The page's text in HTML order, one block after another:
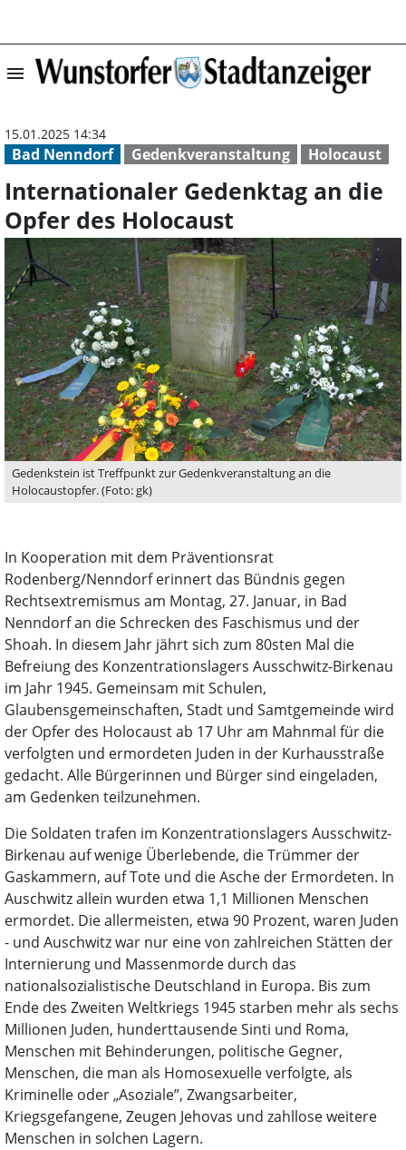
menu Internationaler
Bad Nenndorf Gedenkveranstaltung Holocaust
15.01.2025 14:34
Internationaler Gedenktag an die
Opfer des Holocaust
Gedenkstein ist Treffpunkt zur Gedenkveranstaltung an die
Holocaustopfer. (Foto: gk)
In Kooperation mit dem Präventionsrat
Rodenberg/Nenndorf erinnert das Bündnis gegen
Rechtsextremismus am Montag, 27. Januar, in Bad
Nenndorf an die Schrecken des Faschismus und der
Shoah. In diesem Jahr jährt sich zum 80sten Mal die
Befreiung des Konzentrationslagers Ausschwitz-Birkenau
im Jahr 1945. Gemeinsam mit Schulen,
Glaubensgemeinschaften, Stadt und Samtgemeinde wird
der Opfer des Holocaust ab 17 Uhr am Mahnmal für die
verfolgten und ermordeten Juden in der Kurhausstraße
gedacht. Alle Bürgerinnen und Bürger sind eingeladen,
am Gedenken teilzunehmen.
Die Soldaten trafen im Konzentrationslagers Ausschwitz-
Birkenau auf wenige Überlebende, die Trümmer der
Gaskammern, auf Tote und die Asche der Ermordeten. In
Auschwitz allein wurden etwa 1,1 Millionen Menschen
ermordet. Die allermeisten, etwa 90 Prozent, waren Juden
- und Auschwitz war nur eine von zahlreichen Stätten der
Internierung und Massenmorde durch das
nationalsozialistische Deutschland in Europa. Bis zum
Ende des Zweiten Weltkriegs 1945 starben mehr als sechs
Millionen Juden, hunderttausende Sinti und Roma,
Menschen mit Behinderungen, politische Gegner,
Menschen, die man als Homosexuelle verfolgte, als
Kriminelle oder „Asoziale”, Zwangsarbeiter,
Kriegsgefangene, Zeugen Jehovas und zahllose weitere
Menschen in solchen Lagern.